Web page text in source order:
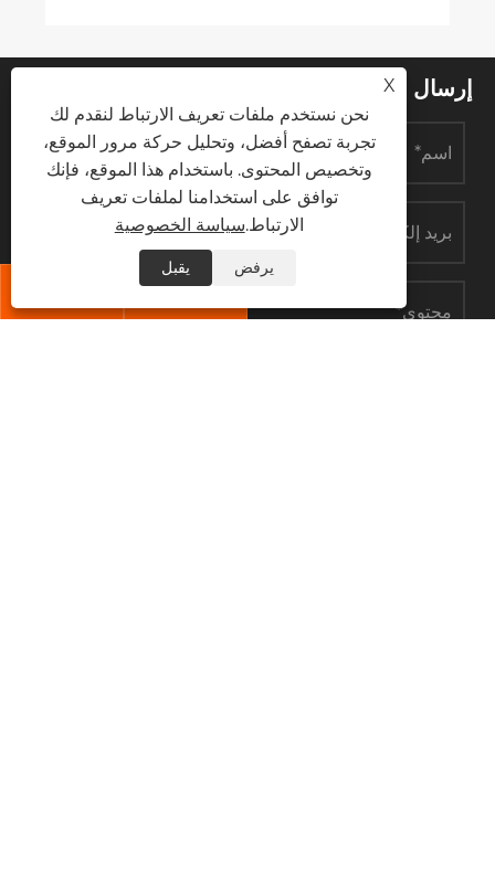
إرسال الاستفسار
X
نحن نستخدم ملفات تعريف الارتباط لنقدم لك
تجربة تصفح أفضل، وتحليل حركة مرور الموقع،
وتخصيص المحتوى. باستخدام هذا الموقع، فإنك
توافق على استخدامنا لملفات تعريف
الارتباط.سياسة الخصوصية
يرفض يقبل